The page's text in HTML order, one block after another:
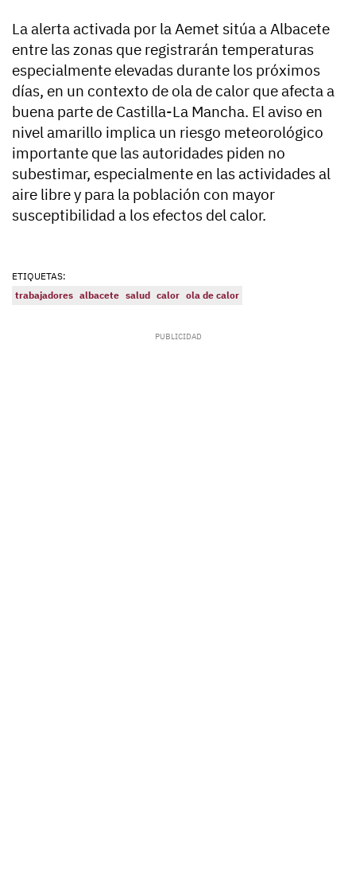
La alerta activada por la Aemet sitúa a Albacete
entre las zonas que registrarán temperaturas
especialmente elevadas durante los próximos
días, en un contexto de ola de calor que afecta a
buena parte de Castilla-La Mancha. El aviso en
nivel amarillo implica un riesgo meteorológico
importante que las autoridades piden no
subestimar, especialmente en las actividades al
aire libre y para la población con mayor
susceptibilidad a los efectos del calor.
ETIQUETAS:
trabajadores albacete salud calor ola de calor